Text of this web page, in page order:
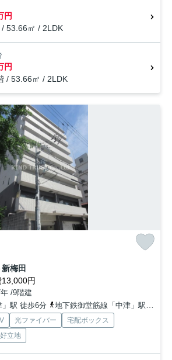
円
/ 53.66㎡ / 2LDK
円
/ 53.66㎡ / 2LDK
梅田
円
/9階建
」駅 徒歩6分
地下鉄御堂筋線「中津」駅 徒歩11分
光ファイバー
宅配ボックス
好立地